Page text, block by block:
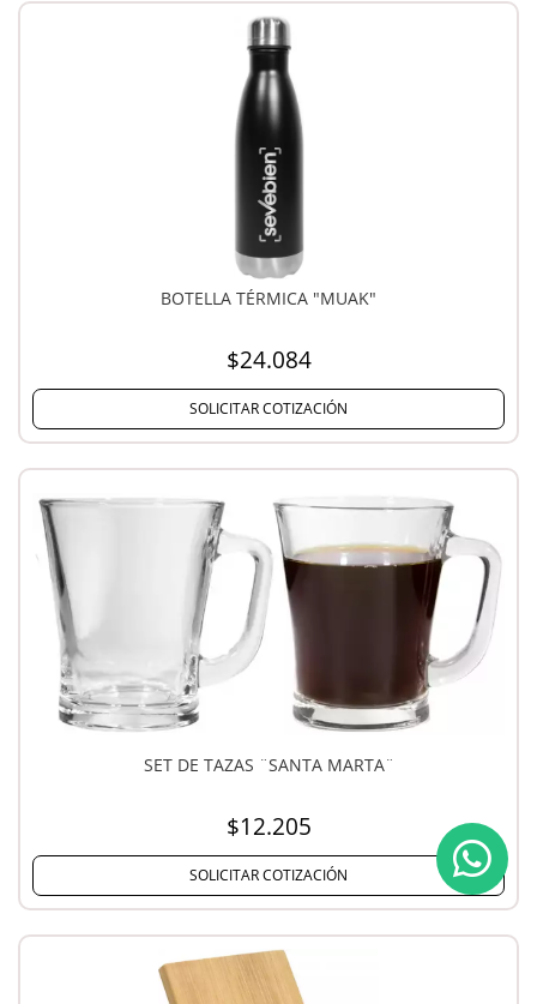
BOTELLA TÉRMICA "MUAK"
$24.084
SOLICITAR COTIZACIÓN
SET DE TAZAS ¨SANTA MARTA¨
$12.205
SOLICITAR COTIZACIÓN